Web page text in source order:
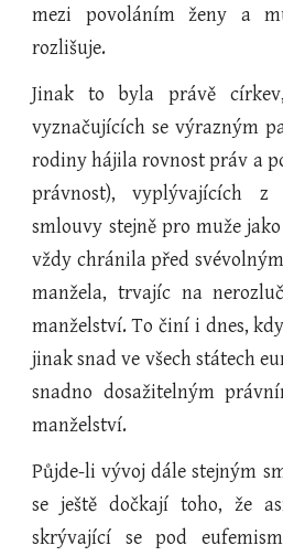
mezi povoláním ženy a
rozlišuje.
Jinak to byla právě
vyznačujících se výrazným
rodiny hájila rovnost práv a
právnost), vyplývajících z
smlouvy stejně pro muže
vždy chránila před
manžela, trvajíc na
manželství. To činí i dnes,
jinak snad ve všech státech
snadno dosažitelným
manželství.
Půjde-li vývoj dále stejným
se ještě dočkají toho, že
skrývající se pod